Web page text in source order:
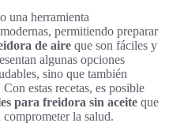
una herramienta
permitiendo preparar
de aire que son fáciles y
algunas opciones
sino que también
estas recetas, es posible
para freidora sin aceite que
la salud.